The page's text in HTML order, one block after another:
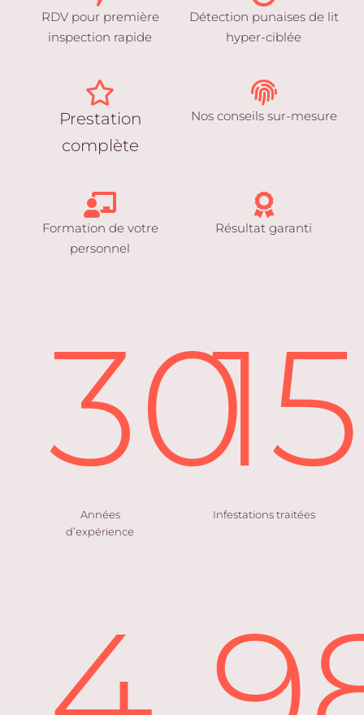
RDV pour première
inspection rapide
Détection punaises de lit
hyper-ciblée
Prestation
complète
Nos conseils sur-mesure
Formation de votre
personnel
Résultat garanti
30
Années
d’expérience
Infestations traitées